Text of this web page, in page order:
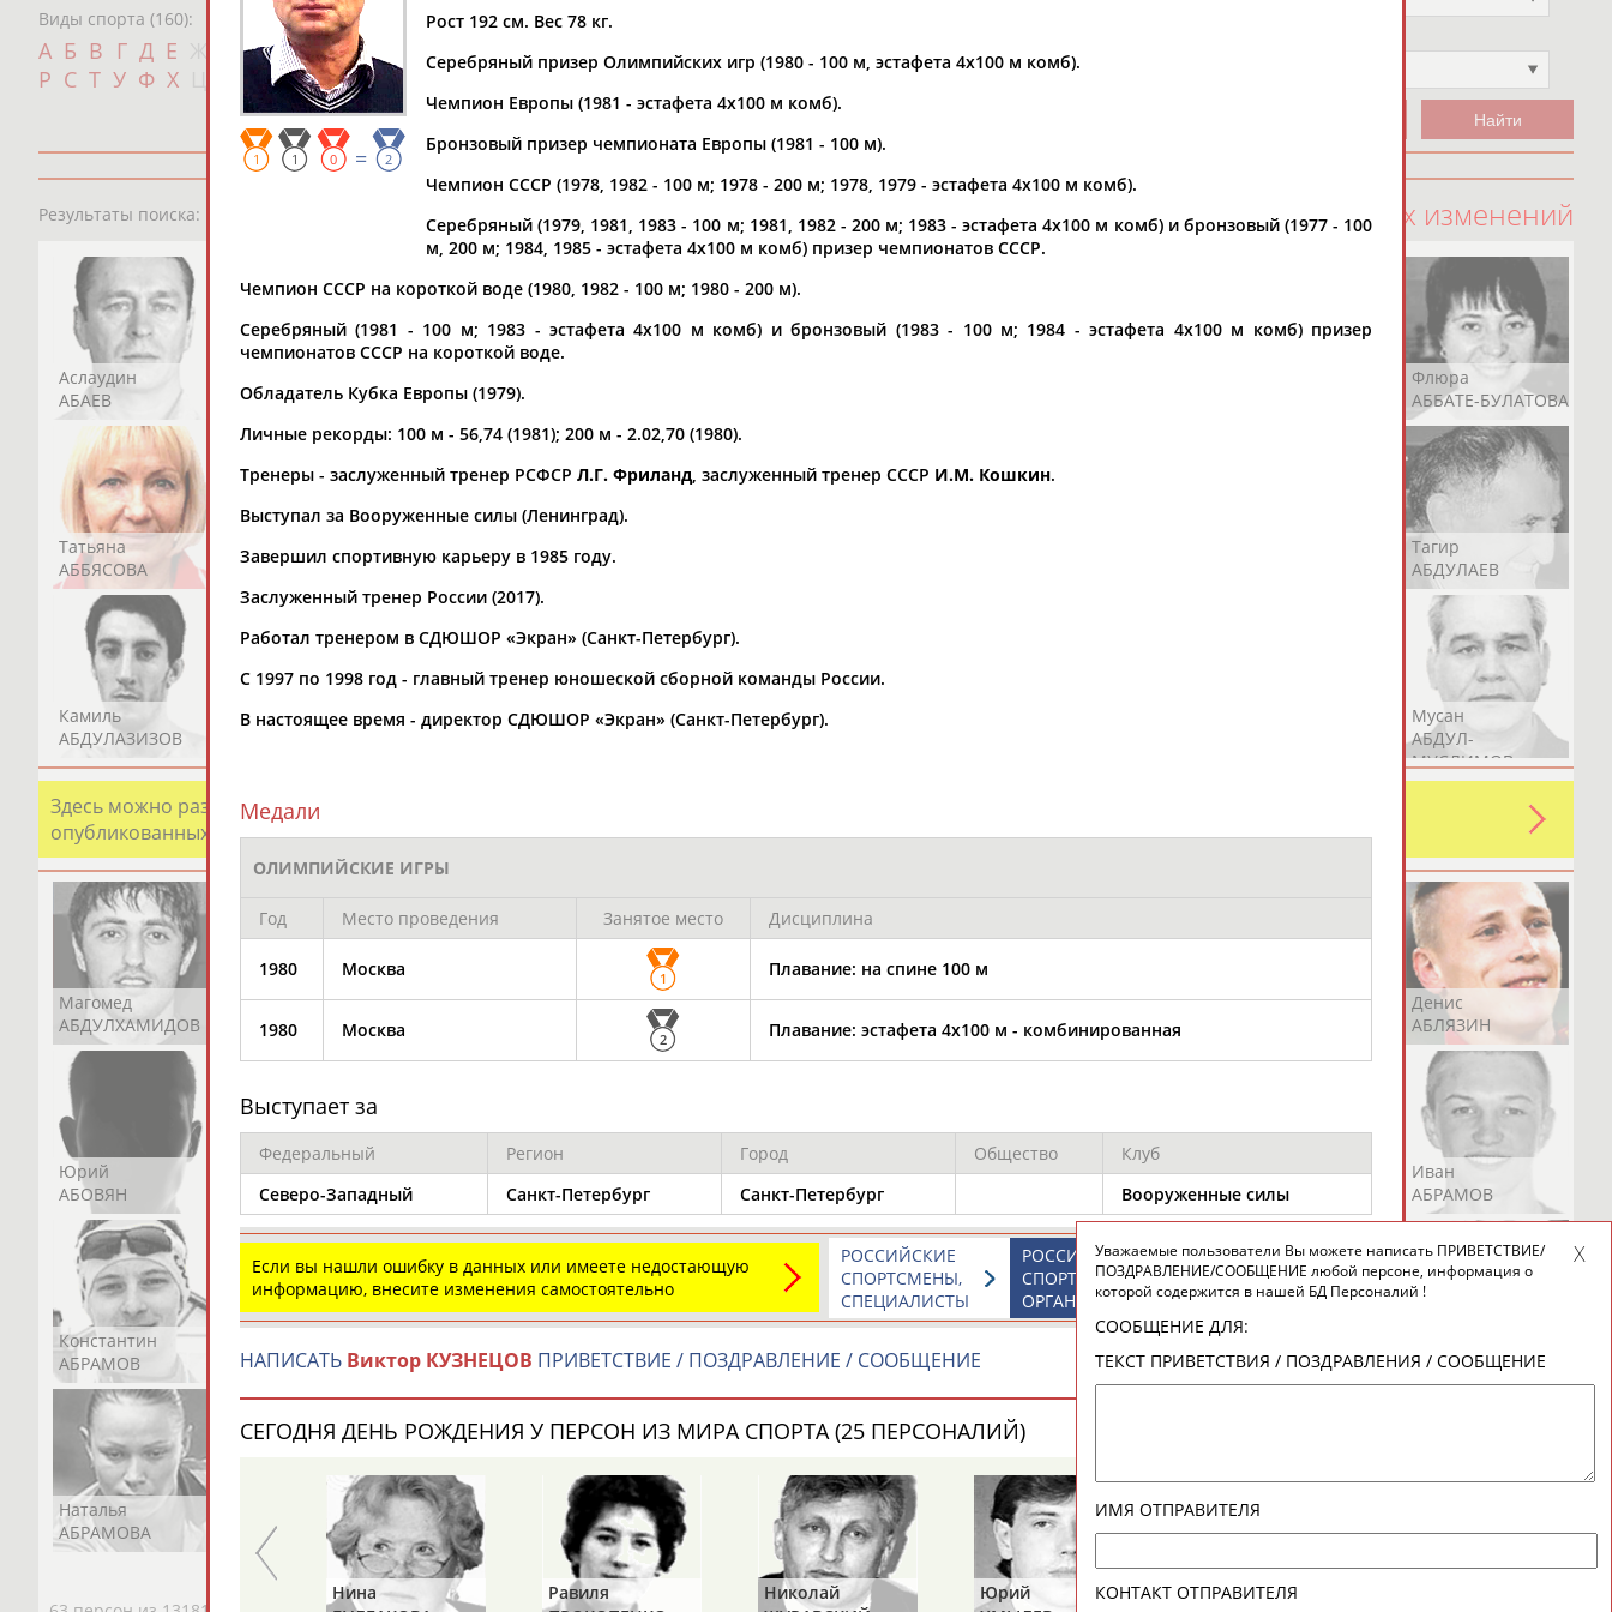
Виды спорта (160):
А Б В Г Д Е И К Л М Н
П
Р С Т У Ф Х Ш Щ Э Ю Я
с
чч мм год по чч мм год
Результаты поиска: 100 последних изменений
Аслаудин
АБАЕВ
АБАИМОВА
АБАКУМОВА
Флюра
АББАТЕ-БУЛАТОВА
Татьяна
АББЯСОВА
Акжана
АБДИКАРИМОВА
АБДРАХМАНОВ
Каримжан
АБДРАХМАНОВ
Тагир
АБДУЛАЕВ
Камиль
АБДУЛАЗИЗОВ
Загалав
Камалудин
Абдула
Магомед
Мусан
АБДУЛ-
МУСЛИМОВ
Здесь можно разместить информацию о хорошо известном спортсмене, тренере, специалисте или исправить какую-либо ошибку в уже
опубликованных записях. Страна должна знать своих героев! Герои спорта - это одни из главных патриотов своей страны!
Магомед
АБДУЛХАМИДОВ
Шамиль
АБДУРАХМАНОВ
Адлан
АБДУРАШИДОВ
Рустам
АБДУРАШИДОВ
Магомед
АБДУСАЛАМОВ
Нурлан
АБДЫКАЛЫКОВ
Эдуард
АБЗАЛИМОВ
Уулу Азамат
Денис
АБЛЯЗИН
Юрий
АБОВЯН
Никита
АБОЗОВИК
Виктор
АБОИМОВ
Элизабет
АБРААМЯН
Захария
АБРАМАШВИЛИ
Александр
Андрей
АБРАМОВ
Валерий
АБРАМОВ
Иван
АБРАМОВ
Константин
АБРАМОВ
АБРАМОВ
АБРАМОВ
АБРАМОВ
АБРАМОВА
АБРАМОВА
Екатерина
АБРАМОВА
Ирина
АБРАМОВА
АБРАМОВА
Наталья
АБРАМОВА
АБРАМОВА
Светлана
АБРАМОВА
Тамара
АБРАМОВА
Дмитрий
АБРАМОВИЧ
Маргарита
АБРАМОВИЧ
Иракли
АБРАМЯН
Осеп
АБРАМЯН
АБРАРОВ
1 1 0 = 2
Рост 192 см. Вес 78 кг.
Серебряный призер Олимпийских игр (1980 - 100 м, эстафета 4х100 м комб).
Чемпион Европы (1981 - эстафета 4х100 м комб).
Бронзовый призер чемпионата Европы (1981 - 100 м).
Чемпион СССР (1978, 1982 - 100 м; 1978 - 200 м; 1978, 1979 - эстафета 4х100 м комб).
Серебряный (1979, 1981, 1983 - 100 м; 1981, 1982 - 200 м; 1983 - эстафета 4х100 м комб) и бронзовый (1977 - 100
м, 200 м; 1984, 1985 - эстафета 4х100 м комб) призер чемпионатов СССР.
Чемпион СССР на короткой воде (1980, 1982 - 100 м; 1980 - 200 м).
Серебряный (1981 - 100 м; 1983 - эстафета 4х100 м комб) и бронзовый (1983 - 100 м; 1984 - эстафета 4х100 м комб) призер
чемпионатов СССР на короткой воде.
Обладатель Кубка Европы (1979).
Личные рекорды: 100 м - 56,74 (1981); 200 м - 2.02,70 (1980).
Тренеры - заслуженный тренер РСФСР Л.Г. Фриланд , заслуженный тренер СССР И.М. Кошкин.
Выступал за Вооруженные силы (Ленинград).
Завершил спортивную карьеру в 1985 году.
Заслуженный тренер России (2017).
Работал тренером в СДЮШОР «Экран» (Санкт-Петербург).
С 1997 по 1998 год - главный тренер юношеской сборной команды России.
В настоящее время - директор СДЮШОР «Экран» (Санкт-Петербург).
Медали
ОЛИМПИЙСКИЕ ИГРЫ
Год Место проведения Занятое место Дисциплина
1980 Москва 1 Плавание: на спине 100 м
1980 Москва 2 Плавание: эстафета 4х100 м - комбинированная
Выступает за
Федеральный Регион Город Общество
Клуб
Северо-Западный
Санкт-Петербург Санкт-Петербург Вооруженные силы
Если вы нашли ошибку в данных или имеете недостающую
информацию, внесите изменения самостоятельно
СПОРТИВНЫЕ
НОВОСТИ И
КОММЕНТАРИИ
РОССИЙСКИЕ
СПОРТИВНЫЕ
ОРГАНИЗАЦИИ
РОССИЙСКИЕ
СПОРТСМЕНЫ,
СПЕЦИАЛИСТЫ
НАПИСАТЬ Виктор КУЗНЕЦОВ ПРИВЕТСТВИЕ / ПОЗДРАВЛЕНИЕ / СООБЩЕНИЕ
СЕГОДНЯ ДЕНЬ РОЖДЕНИЯ У ПЕРСОН ИЗ МИРА СПОРТА (25 ПЕРСОНАЛИЙ)
Нина
Равиля
Николай
Юрий
Михаил
Уважаемые пользователи Вы можете написать ПРИВЕТСТВИЕ/
ПОЗДРАВЛЕНИЕ/СООБЩЕНИЕ любой персоне, информация о
которой содержится в нашей БД Персоналий !
СООБЩЕНИЕ ДЛЯ:
ТЕКСТ ПРИВЕТСТВИЯ / ПОЗДРАВЛЕНИЯ / СООБЩЕНИЕ
ИМЯ ОТПРАВИТЕЛЯ
КОНТАКТ ОТПРАВИТЕЛЯ